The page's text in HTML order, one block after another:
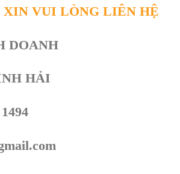
VUI LÒNG LIÊN HỆ
DOANH
HẢI